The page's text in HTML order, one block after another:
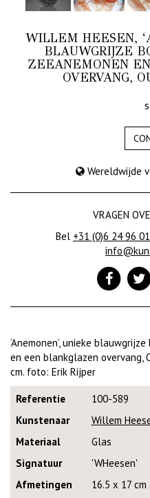
WILLEM HEESEN,
BLAUWGRIJZE
ZEEANEMONEN
OVERVANG,
Wereldwijde
VRAGEN
Bel +31 (0)6 24 96
‘Anemonen’, unieke
en een blankglazen overvang,
cm. foto: Erik Rijper
Referentie
100-589
Kunstenaar
Willem
Materiaal
Glas
Signatuur
'WHeesen'
Afmetingen
16.5 x 17 cm